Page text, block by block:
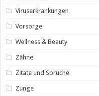
Viruserkrankungen
Vorsorge
Wellness & Beauty
Zähne
Zitate und Sprüche
Zunge